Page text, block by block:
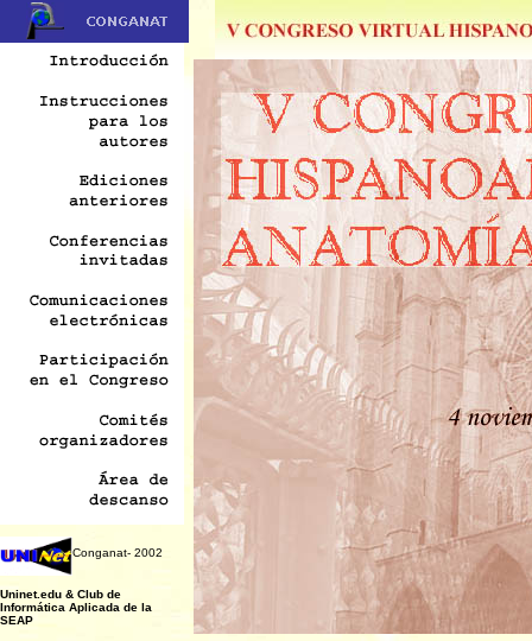
Conganat- 2002
Uninet.edu & Club de
Informática Aplicada de la
SEAP